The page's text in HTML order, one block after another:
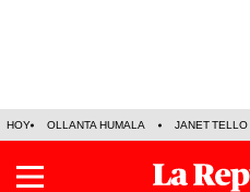
HOY OLLANTA HUMALA JANET TELLO